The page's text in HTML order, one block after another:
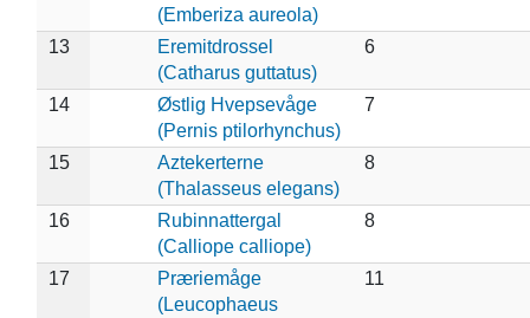
(Emberiza aureola)
13
Eremitdrossel
(Catharus guttatus)
6
14
Østlig Hvepsevåge
(Pernis ptilorhynchus)
7
15
Aztekerterne
(Thalasseus elegans)
8
16
Rubinnattergal
(Calliope calliope)
8
17
Præriemåge
(Leucophaeus
11